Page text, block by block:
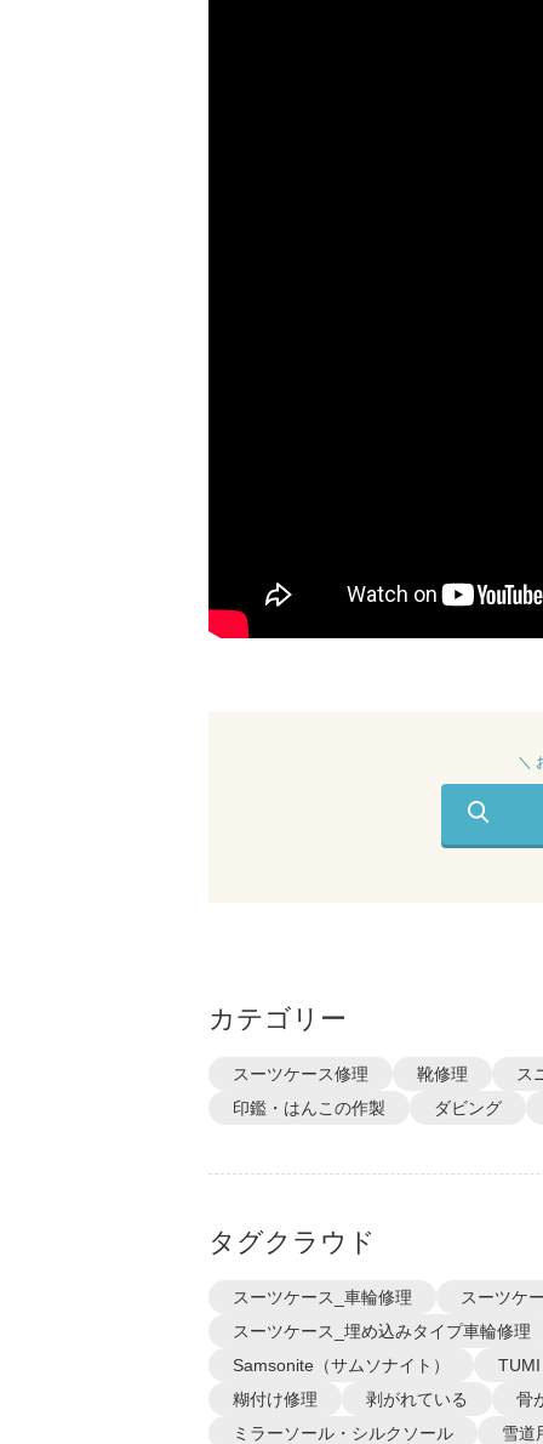
＼
カテゴリー
スーツケース修理 靴修理
ス
印鑑・はんこの作製
ダビング
タグクラウド
スーツケース_車輪修理
スーツケ
スーツケース_埋め込みタイプ車輪修理
Samsonite（サムソナイト）
糊付け修理
剥がれている
骨
ミラーソール・シルクソール
雪道